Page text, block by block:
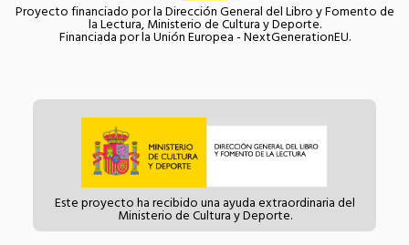
Proyecto financiado por la Dirección General del Libro y Fomento de
la Lectura, Ministerio de Cultura y Deporte.
Financiada por la Unión Europea - NextGenerationEU.
Este proyecto ha recibido una ayuda extraordinaria del
Ministerio de Cultura y Deporte.